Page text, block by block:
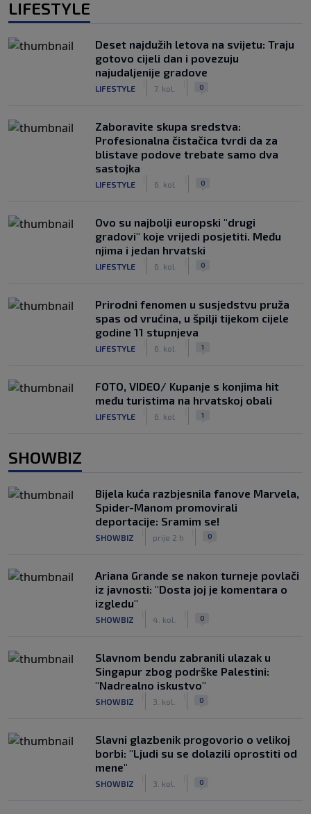
LIFESTYLE
Deset najdužih letova na svijetu: Traju
gotovo cijeli dan i povezuju
najudaljenije gradove
LIFESTYLE 7. kol. 0
Zaboravite skupa sredstva:
Profesionalna čistačica tvrdi da za
blistave podove trebate samo dva
sastojka
LIFESTYLE 6. kol. 0
Ovo su najbolji europski "drugi
gradovi" koje vrijedi posjetiti. Među
njima i jedan hrvatski
LIFESTYLE 6. kol. 0
Prirodni fenomen u susjedstvu pruža
spas od vrućina, u špilji tijekom cijele
godine 11 stupnjeva
LIFESTYLE 6. kol. 1
FOTO, VIDEO/ Kupanje s konjima hit
među turistima na hrvatskoj obali
LIFESTYLE 6. kol. 1
SHOWBIZ
Bijela kuća razbjesnila fanove Marvela,
Spider-Manom promovirali
deportacije: Sramim se!
SHOWBIZ prije 2 h 0
Ariana Grande se nakon turneje povlači
iz javnosti: "Dosta joj je komentara o
izgledu"
SHOWBIZ 4. kol. 0
Slavnom bendu zabranili ulazak u
Singapur zbog podrške Palestini:
"Nadrealno iskustvo"
SHOWBIZ 3. kol. 0
Slavni glazbenik progovorio o velikoj
borbi: "Ljudi su se dolazili oprostiti od
mene"
SHOWBIZ 3. kol. 0